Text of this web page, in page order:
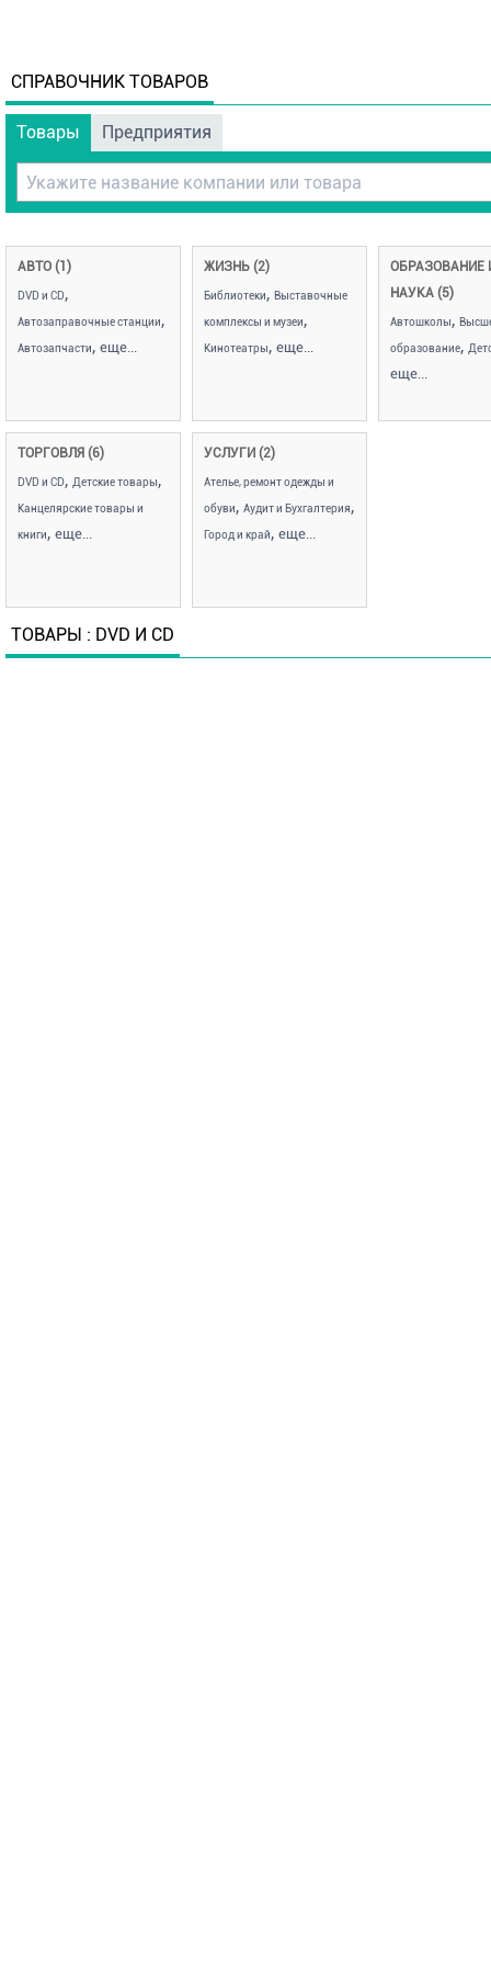
СПРАВОЧНИК ТОВАРОВ
Товары Предприятия
АВТО (1)
DVD и CD,
Автозаправочные станции,
Автозапчасти, еще...
ЖИЗНЬ (2)
Библиотеки, Выставочные
комплексы и музеи,
Кинотеатры, еще...
ОБРАЗОВАНИЕ
НАУКА (5)
Автошколы,
образование,
еще...
ТОРГОВЛЯ (6)
DVD и CD, Детские товары,
Канцелярские товары и
книги, еще...
УСЛУГИ (2)
Ателье, ремонт одежды и
обуви, Аудит и Бухгалтерия,
Город и край, еще...
ТОВАРЫ : DVD И CD